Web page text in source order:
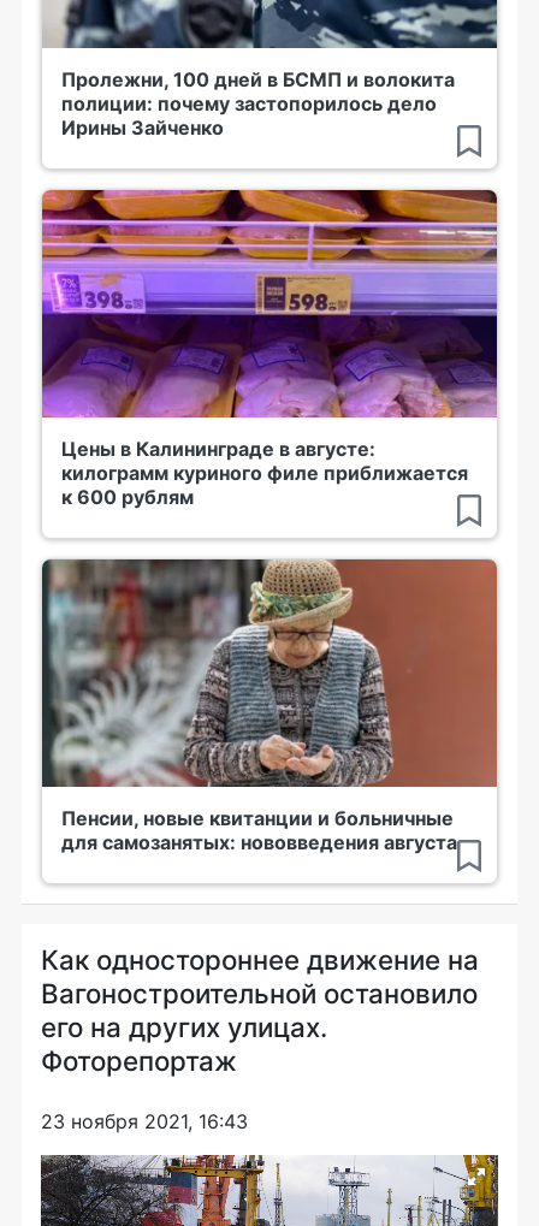
Пролежни, 100 дней в БСМП и волокита
полиции: почему застопорилось дело
Ирины Зайченко
Цены в Калининграде в августе:
килограмм куриного филе приближается
к 600 рублям
Пенсии, новые квитанции и больничные
для самозанятых: нововведения августа
Как одностороннее движение на
Вагоностроительной остановило
его на других улицах.
Фоторепортаж
23 ноября 2021, 16:43